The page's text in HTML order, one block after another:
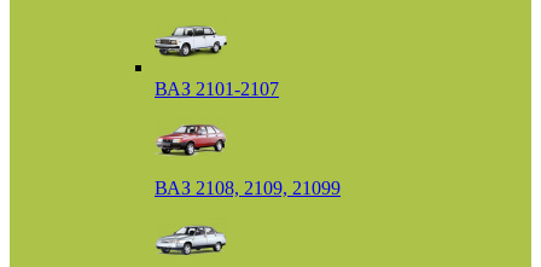
ВАЗ 2101-2107
ВАЗ 2108, 2109, 21099